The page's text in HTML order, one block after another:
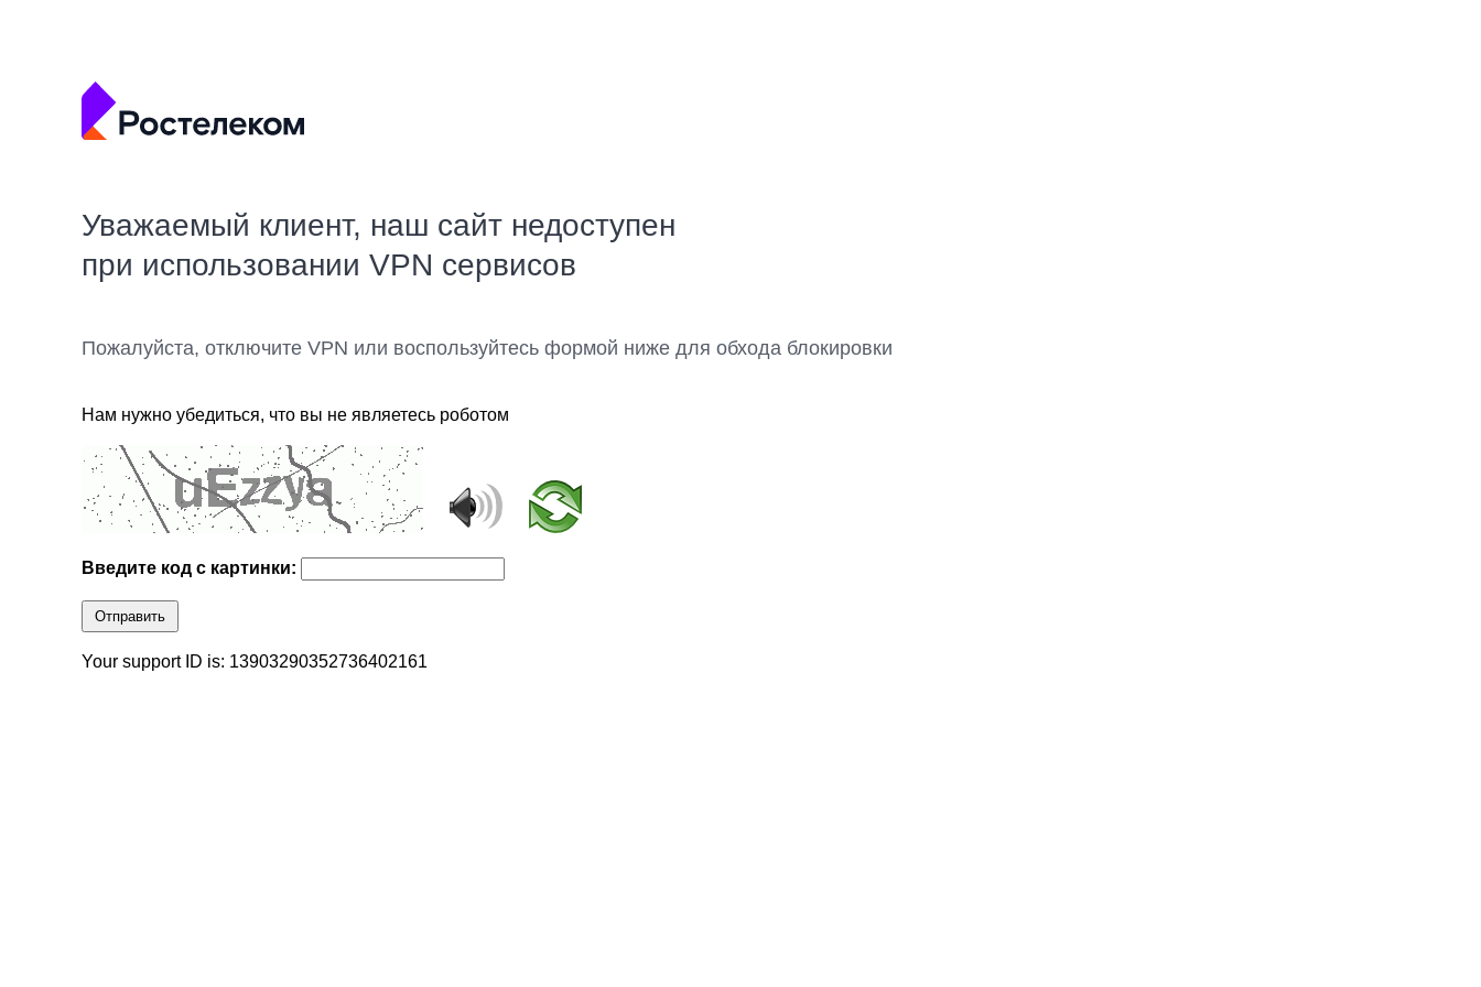
Уважаемый клиент, наш сайт недоступен
при использовании VPN сервисов
Пожалуйста, отключите VPN или воспользуйтесь формой ниже для обхода блокировки
Нам нужно убедиться, что вы не являетесь роботом
Введите код с картинки:
Отправить
Your support ID is: 13903290352736402161